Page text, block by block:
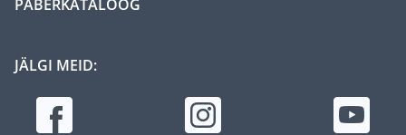
PABERKATALOOG
JÄLGI MEID: